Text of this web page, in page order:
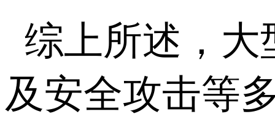
综上所述，大
及安全攻击等